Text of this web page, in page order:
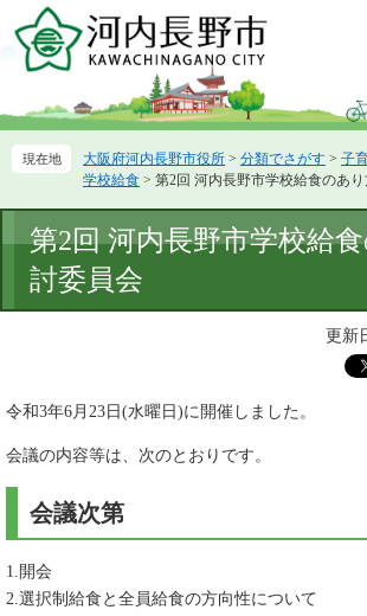
ー
先
ニ
を
て
大阪府河内長野市役所 > 分類でさがす > 子
学校給食 > 第2回 河内長野市学校給食のあ
文
第2回 河内長野市学校給
討委員会
更新
令和3年6月23日(水曜日)に開催しました。
会議の内容等は、次のとおりです。
会議次第
1.開会
2.選択制給食と全員給食の方向性について